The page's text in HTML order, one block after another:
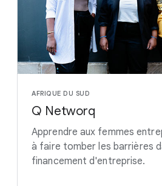
AFRIQUE DU SUD
Q Networq
Apprendre aux femmes
à faire tomber les barrières
financement d'entreprise.